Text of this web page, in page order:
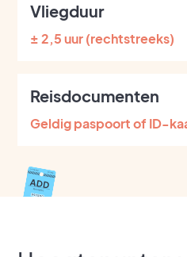
Vliegduur
± 2,5 uur (rechtstreeks)
Reisdocumenten
Geldig paspoort of ID-